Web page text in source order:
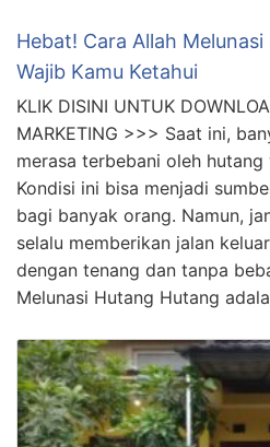
Hebat! Cara Allah
Wajib Kamu Ketahui
KLIK DISINI UNTUK
MARKETING >>> Saat ini,
merasa terbebani oleh hutang
Kondisi ini bisa menjadi
bagi banyak orang. Namun,
selalu memberikan jalan
dengan tenang dan tanpa
Melunasi Hutang Hutang